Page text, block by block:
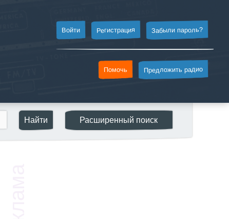
Забыли пароль?
Регистрация
Войти
Предложить радио
Помочь